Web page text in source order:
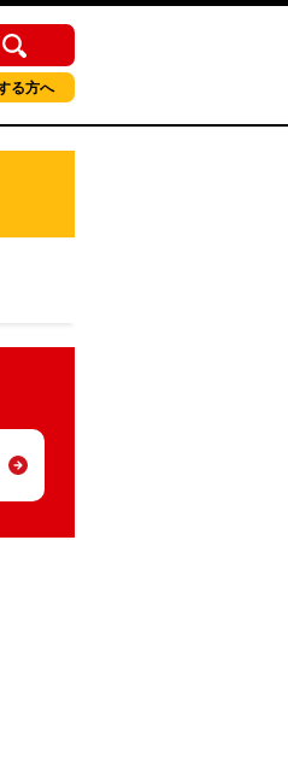
る方へ